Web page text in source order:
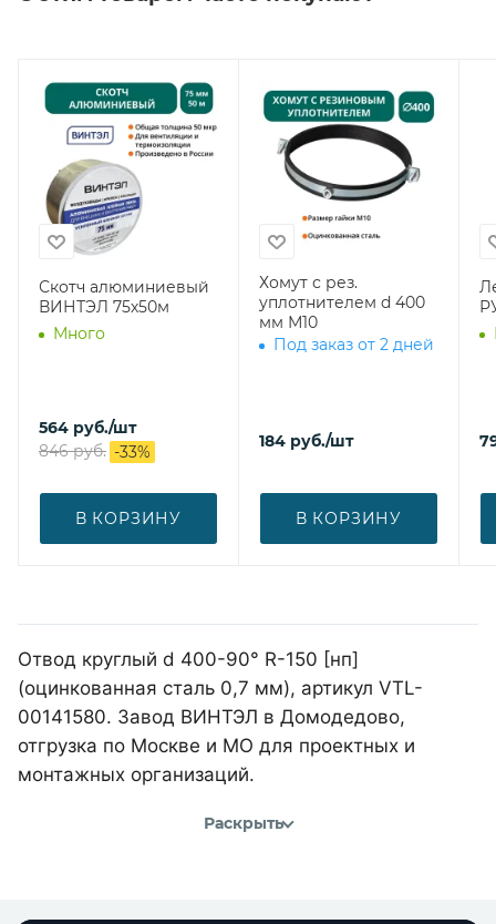
Скотч алюминиевый
ВИНТЭЛ 75х50м
Много
564 руб./шт
846руб. -33%
В КОРЗИНУ
Хомут с рез.
уплотнителем d 400
мм М10
Под заказ от 2 дней
184 руб./шт
В КОРЗИНУ
Отвод круглый d 400-90° R-150 [нп]
(оцинкованная сталь 0,7 мм), артикул VTL-
00141580. Завод ВИНТЭЛ в Домодедово,
отгрузка по Москве и МО для проектных и
монтажных организаций.
Раскрыть